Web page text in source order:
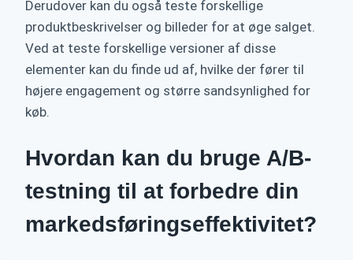
Derudover kan du også teste forskellige
produktbeskrivelser og billeder for at øge salget.
Ved at teste forskellige versioner af disse
elementer kan du finde ud af, hvilke der fører til
højere engagement og større sandsynlighed for
køb.
Hvordan kan du bruge A/B-
testning til at forbedre din
markedsføringseffektivitet?